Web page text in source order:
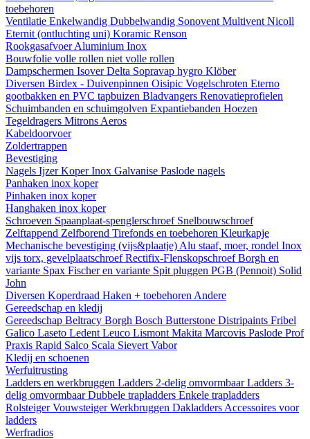
toebehoren
Ventilatie Enkelwandig Dubbelwandig Sonovent Multivent Nicoll
Eternit (ontluchting uni) Koramic Renson
RookgasafvoerAluminium Inox
Bouwfolie volle rollen niet volle rollen
Dampschermen IsoverDelta Sopravap hygro Klöber
Diversen Birdex - Duivenpinnen Oisipic Vogelschroten Eterno
gootbakken en PVC tapbuizen Bladvangers Renovatieprofielen
Schuimbanden en schuimgolven Expantiebanden Hoezen
Tegeldragers Mitrons Aeros
Kabeldoorvoer
Zoldertrappen
Bevestiging
Nagels IjzerKoperInox Galvanise Paslode nagels
Panhaken inox koper
Pinhaken inox koper
Hanghaken inox koper
Schroeven Spaanplaat-spenglerschroef Snelbouwschroef
Zelftappend Zelfborend Tirefonds en toebehoren Kleurkapje
Mechanische bevestiging (vijs&plaatje) Alu staaf, moer, rondel Inox
vijs torx, gevelplaatschroefRectifix-FlenskopschroefBorgh en
variante Spax Fischer en variante Spit pluggen PGB (Pennoit) Solid
John
Diversen Koperdraad Haken + toebehoren Andere
Gereedschap en kledij
Gereedschap Beltracy Borgh Bosch Butterstone Distripaints Fribel
Galico Laseto Ledent Leuco Lismont Makita Marcovis Paslode Prof
Praxis Rapid Salco Scala Sievert Vabor
Kledij en schoenen
Werfuitrusting
Ladders en werkbruggen Ladders 2-delig omvormbaarLadders 3-
delig omvormbaarDubbele trapladders Enkele trapladders
RolsteigerVouwsteigerWerkbruggen Dakladders Accessoires voor
ladders
Werfradios